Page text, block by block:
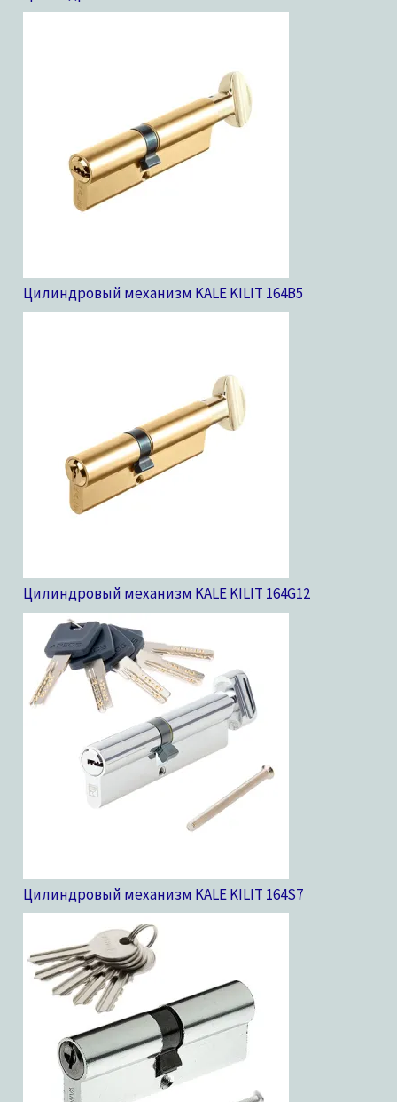
Цилиндровый механизм KALE KILIT 164B5
Цилиндровый механизм KALE KILIT 164G12
Цилиндровый механизм KALE KILIT 164S7